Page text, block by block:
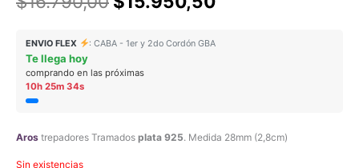
original
$16.790,00.$15.950,50.
ENVIO FLEX : CABA - 1er y 2do Cordón GBA
Te llega hoy
comprando en las próximas
10h 25m 34s
Aros trepadores Tramados plata 925. Medida 28mm (2,8cm)
Sin existencias